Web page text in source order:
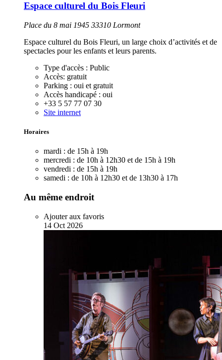
Espace culturel du Bois Fleuri
Place du 8 mai 1945 33310 Lormont
Espace culturel du Bois Fleuri, un large choix d’activités et de
spectacles pour les enfants et leurs parents.
Type d'accès : Public
Accès: gratuit
Parking : oui et gratuit
Accès handicapé : oui
+33 5 57 77 07 30
Site internet
Horaires
mardi : de 15h à 19h
mercredi : de 10h à 12h30 et de 15h à 19h
vendredi : de 15h à 19h
samedi : de 10h à 12h30 et de 13h30 à 17h
Au même endroit
Ajouter aux favoris
14 Oct 2026